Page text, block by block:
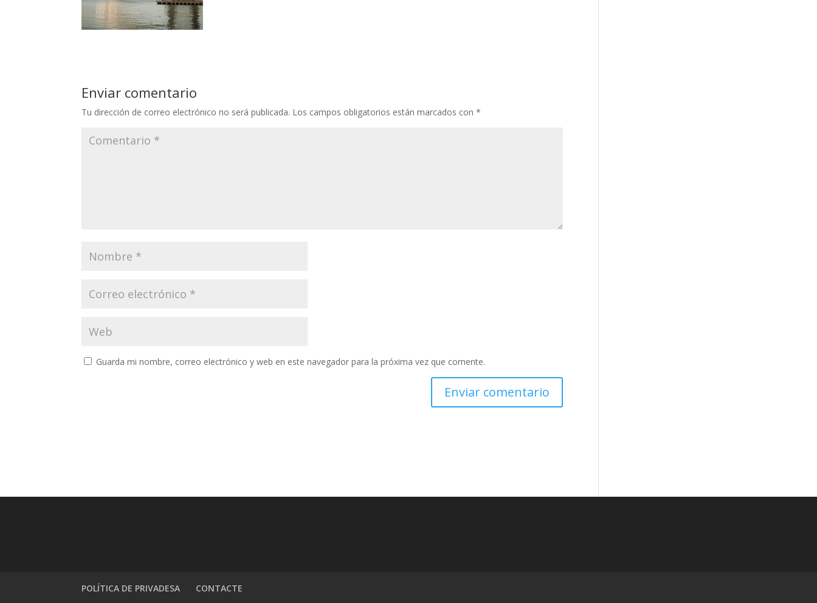
Enviar comentario
Tu dirección de correo electrónico no será publicada. Los campos obligatorios están marcados con*
Guarda mi nombre, correo electrónico y web en este navegador para la próxima vez que comente.
POLÍTICA DE PRIVADESA CONTACTE